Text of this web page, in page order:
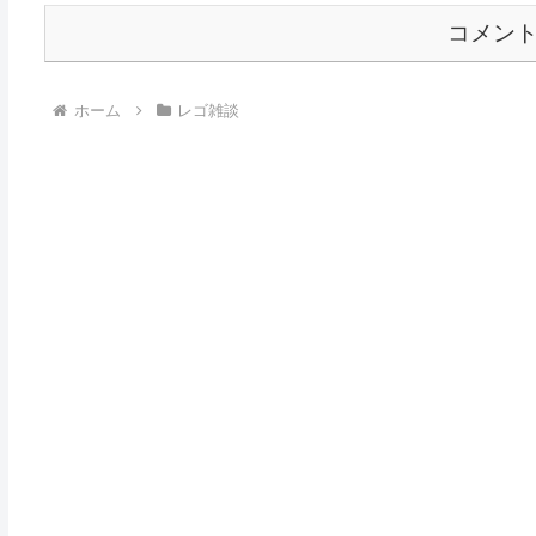
コメン
ホーム レゴ雑談